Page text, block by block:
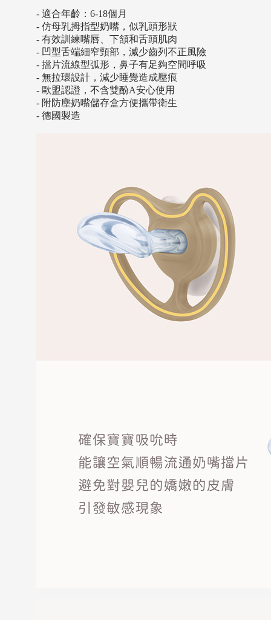
- 適合年齡：6-18個月
- 仿母乳拇指型奶嘴，似乳頭形狀
- 有效訓練嘴唇、下頷和舌頭肌肉
- 凹型舌端細窄頸部，減少齒列不正風險
- 擋片流線型弧形，鼻子有足夠空間呼吸
- 無拉環設計，減少睡覺造成壓痕
- 歐盟認證，不含雙酚A安心使用
- 附防塵奶嘴儲存盒方便攜帶衛生
- 德國製造